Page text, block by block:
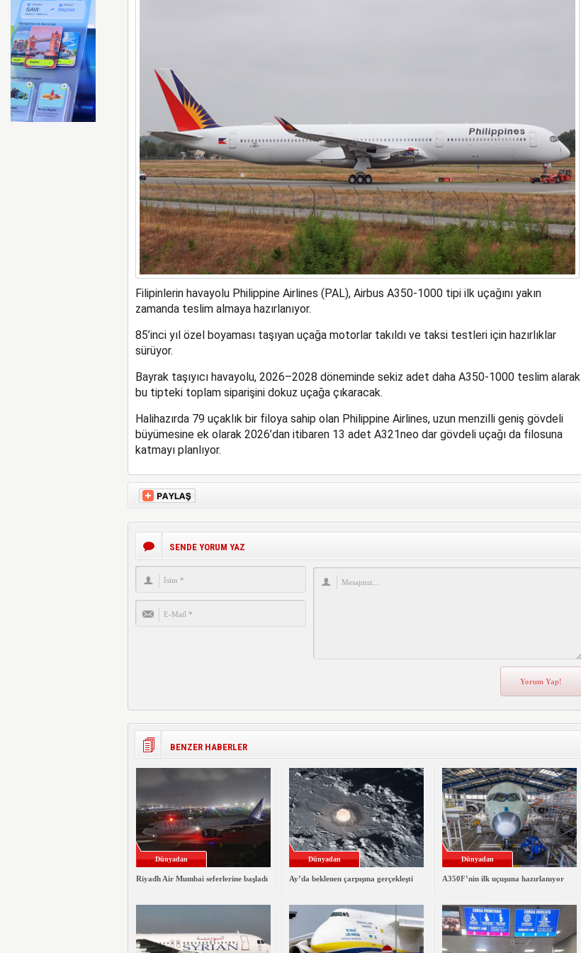
Filipinlerin havayolu Philippine Airlines (PAL), Airbus A350-1000 tipi ilk uçağını yakın
zamanda teslim almaya hazırlanıyor.
85’inci yıl özel boyaması taşıyan uçağa motorlar takıldı ve taksi testleri için hazırlıklar
sürüyor.
Bayrak taşıyıcı havayolu, 2026–2028 döneminde sekiz adet daha A350-1000 teslim alarak
bu tipteki toplam siparişini dokuz uçağa çıkaracak.
Halihazırda 79 uçaklık bir filoya sahip olan Philippine Airlines, uzun menzilli geniş gövdeli
büyümesine ek olarak 2026’dan itibaren 13 adet A321neo dar gövdeli uçağı da filosuna
katmayı planlıyor.
SENDE YORUM YAZ
BENZER HABERLER
Dünyadan
Riyadh Air Mumbai seferlerine başladı
Dünyadan
Ay’da beklenen çarpışma gerçekleşti
Dünyadan
A350F’nin ilk uçuşuna hazırlanıyor